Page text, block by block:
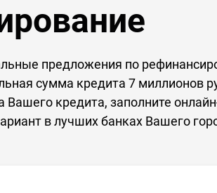
предложения по
сумма кредита 7 миллионов
Вашего кредита, заполните
в лучших банках Вашего